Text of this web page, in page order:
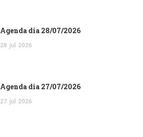
Agenda dia 28/07/2026
28 jul 2026
Agenda dia 27/07/2026
27 jul 2026